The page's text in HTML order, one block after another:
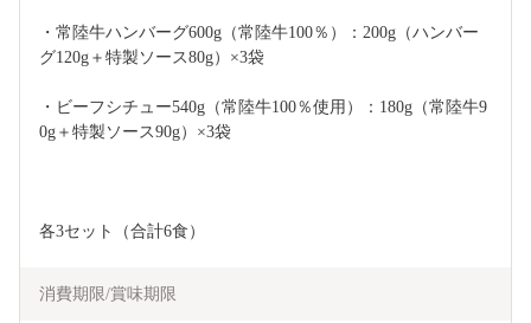
・常陸牛ハンバーグ600g（常陸牛100％）：200g（ハンバー
グ120g＋特製ソース80g）×3袋
・ビーフシチュー540g（常陸牛100％使用）：180g（常陸牛9
0g＋特製ソース90g）×3袋
各3セット（合計6食）
消費期限/賞味期限